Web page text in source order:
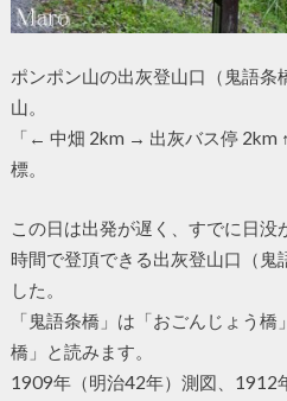
ポンポン山の出灰登山口（鬼語条
山。
「← 中畑 2km → 出灰バス停 2km
標。
この日は出発が遅く、すでに日没
時間で登頂できる出灰登山口（鬼
した。
「鬼語条橋」は「おごんじょう
橋」と読みます。
1909年（明治42年）測図、1912